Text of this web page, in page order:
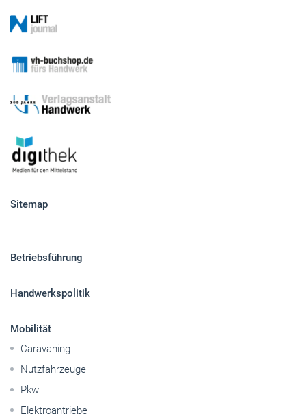
Sitemap
Betriebsführung
Handwerkspolitik
Mobilität
Caravaning
Nutzfahrzeuge
Pkw
Elektroantriebe